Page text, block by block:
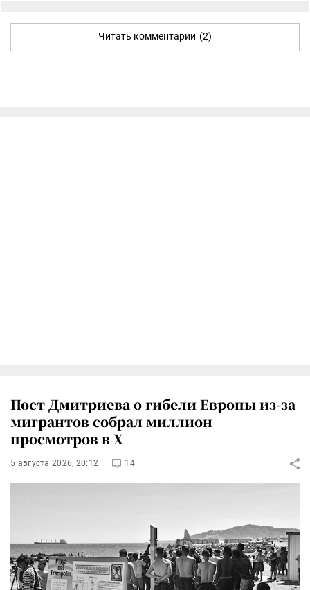
Читать комментарии (2)
Пост Дмитриева о гибели Европы из-за
мигрантов собрал миллион
просмотров в X
5 августа 2026, 20:12 14